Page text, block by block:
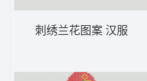
刺绣兰花图案 汉服